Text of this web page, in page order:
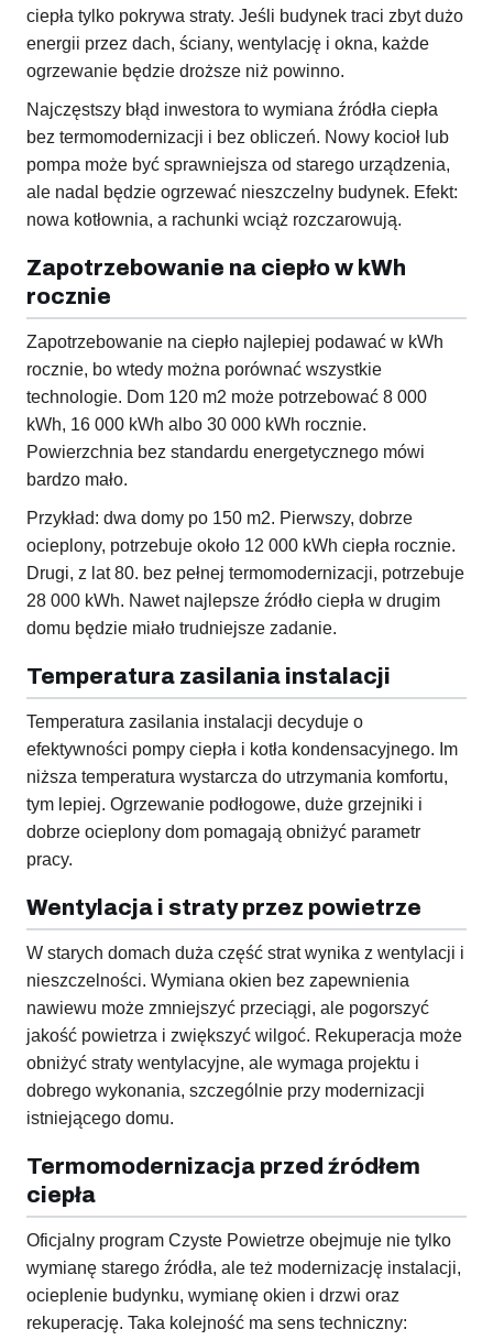
ciepła tylko pokrywa straty. Jeśli budynek traci zbyt dużo
energii przez dach, ściany, wentylację i okna, każde
ogrzewanie będzie droższe niż powinno.
Najczęstszy błąd inwestora to wymiana źródła ciepła
bez termomodernizacji i bez obliczeń. Nowy kocioł lub
pompa może być sprawniejsza od starego urządzenia,
ale nadal będzie ogrzewać nieszczelny budynek. Efekt:
nowa kotłownia, a rachunki wciąż rozczarowują.
Zapotrzebowanie na ciepło w kWh
rocznie
Zapotrzebowanie na ciepło najlepiej podawać w kWh
rocznie, bo wtedy można porównać wszystkie
technologie. Dom 120 m2 może potrzebować 8 000
kWh, 16 000 kWh albo 30 000 kWh rocznie.
Powierzchnia bez standardu energetycznego mówi
bardzo mało.
Przykład: dwa domy po 150 m2. Pierwszy, dobrze
ocieplony, potrzebuje około 12 000 kWh ciepła rocznie.
Drugi, z lat 80. bez pełnej termomodernizacji, potrzebuje
28 000 kWh. Nawet najlepsze źródło ciepła w drugim
domu będzie miało trudniejsze zadanie.
Temperatura zasilania instalacji
Temperatura zasilania instalacji decyduje o
efektywności pompy ciepła i kotła kondensacyjnego. Im
niższa temperatura wystarcza do utrzymania komfortu,
tym lepiej. Ogrzewanie podłogowe, duże grzejniki i
dobrze ocieplony dom pomagają obniżyć parametr
pracy.
Wentylacja i straty przez powietrze
W starych domach duża część strat wynika z wentylacji i
nieszczelności. Wymiana okien bez zapewnienia
nawiewu może zmniejszyć przeciągi, ale pogorszyć
jakość powietrza i zwiększyć wilgoć. Rekuperacja może
obniżyć straty wentylacyjne, ale wymaga projektu i
dobrego wykonania, szczególnie przy modernizacji
istniejącego domu.
Termomodernizacja przed źródłem
ciepła
Oficjalny program Czyste Powietrze obejmuje nie tylko
wymianę starego źródła, ale też modernizację instalacji,
ocieplenie budynku, wymianę okien i drzwi oraz
rekuperację. Taka kolejność ma sens techniczny: